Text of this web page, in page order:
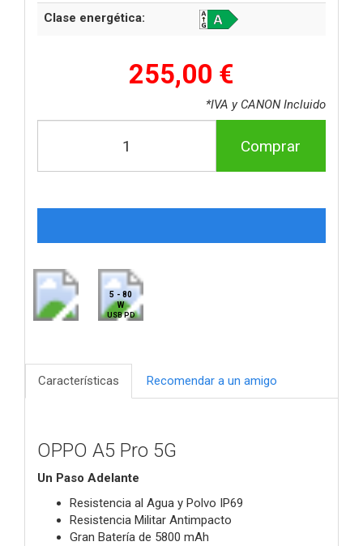
Clase energética:
255,00 €
*IVA y CANON Incluido
Comprar
5 - 80
W
USB PD
Características Recomendar a un amigo
OPPO A5 Pro 5G
Un Paso Adelante
Resistencia al Agua y Polvo IP69
Resistencia Militar Antimpacto
Gran Batería de 5800 mAh